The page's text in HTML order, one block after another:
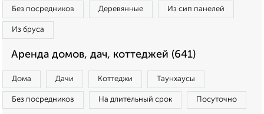
Без посредников Деревянные Из сип панелей
Из бруса
Аренда домов, дач, коттеджей (641)
Дома Дачи Коттеджи Таунхаусы
Без посредников На длительный срок Посуточно